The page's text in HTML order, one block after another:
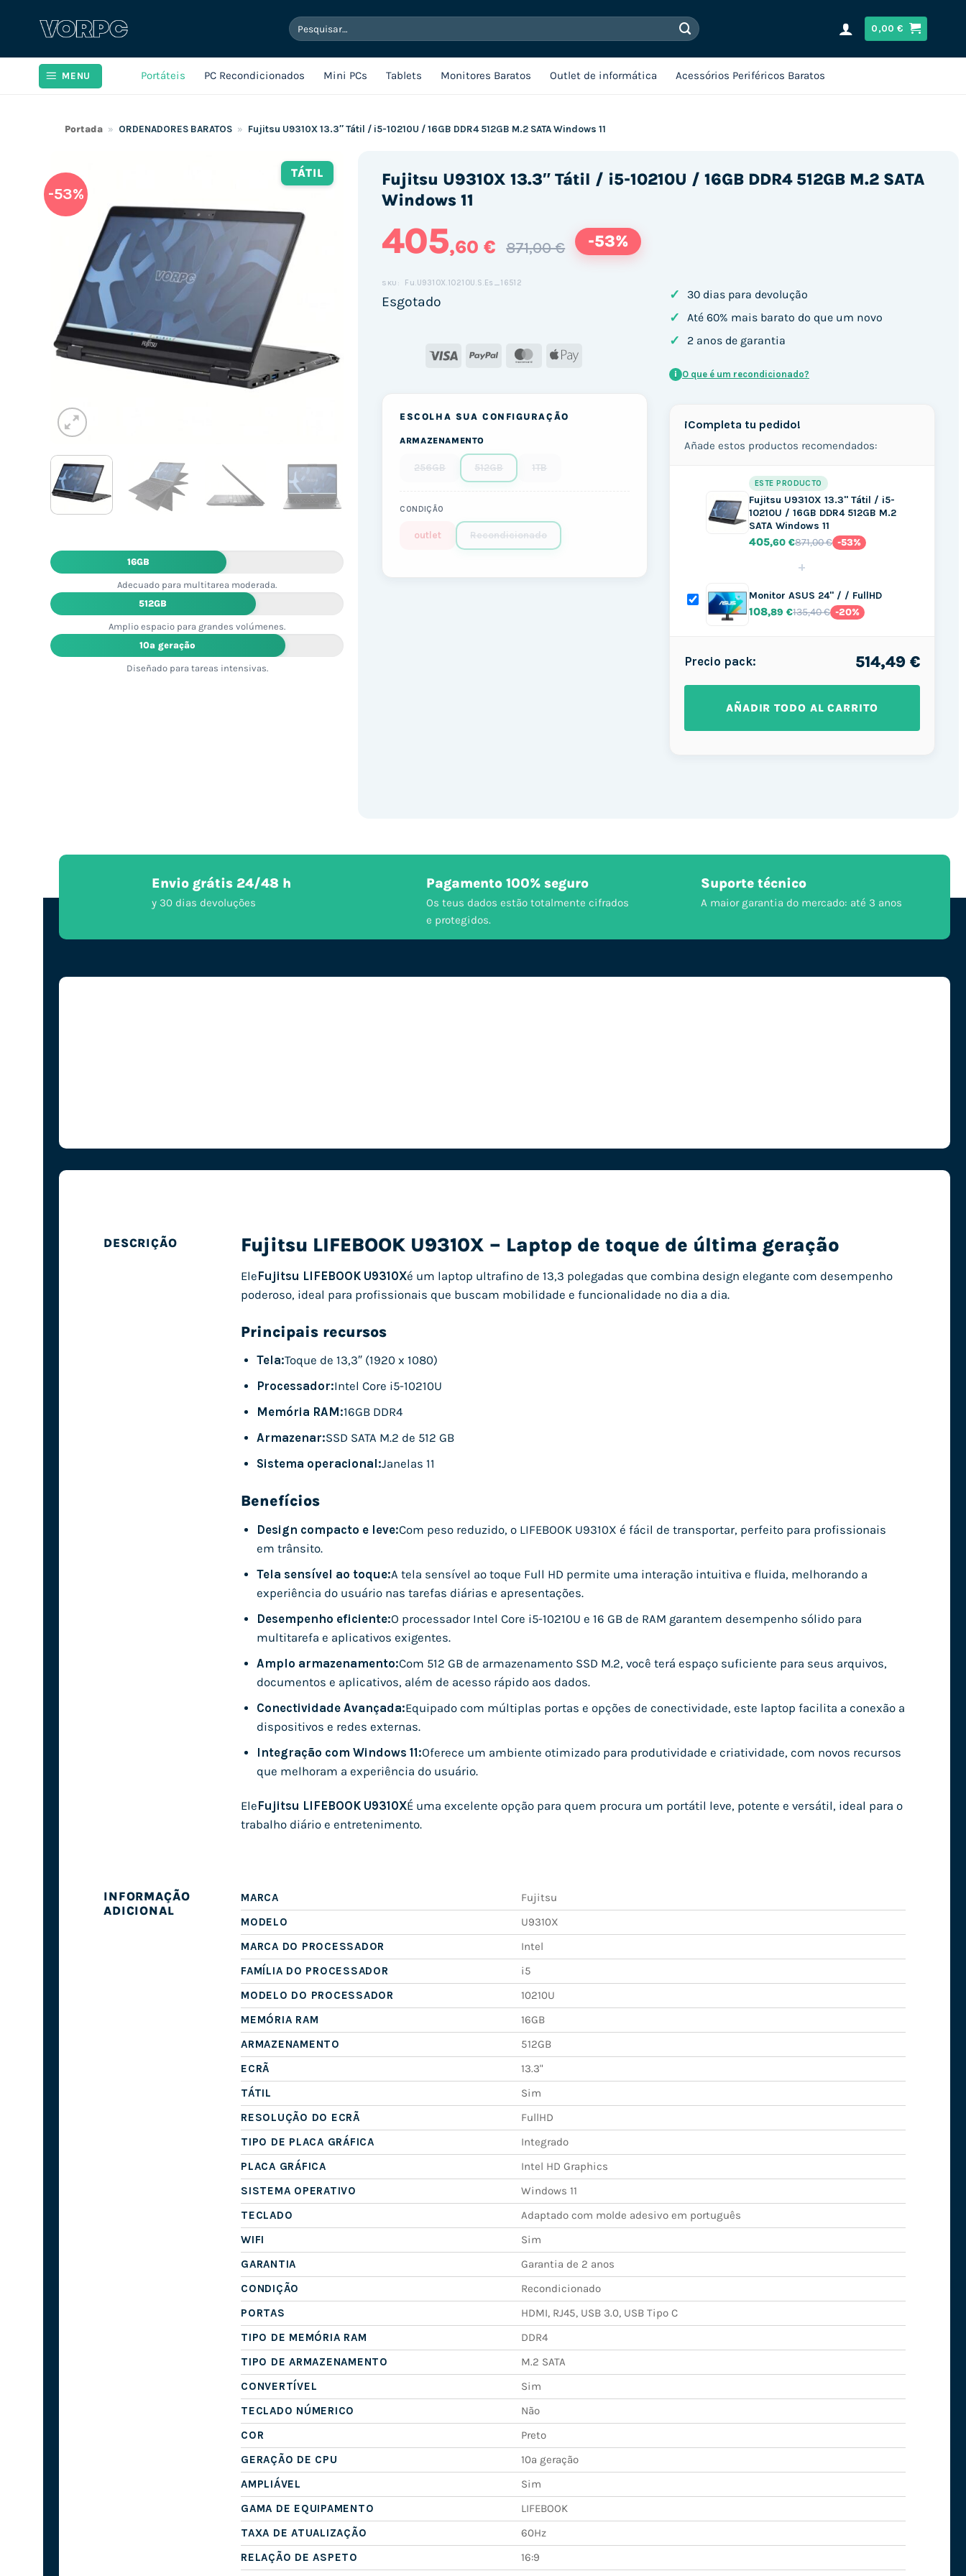
Pesquisar
por:
0,00€
MENU Portáteis PC Recondicionados Mini PCs Tablets Monitores Baratos Outlet de informática Acessórios Periféricos Baratos
Portada » ORDENADORES BARATOS » Fujitsu U9310X 13.3″ Tátil / i5-10210U / 16GB DDR4 512GB M.2 SATA Windows 11
TÁTIL
-53%
16GB
Adecuado para multitarea moderada.
512GB
Amplio espacio para grandes volúmenes.
10ª geração
Diseñado para tareas intensivas.
Fujitsu U9310X 13.3″ Tátil / i5-10210U / 16GB DDR4 512GB M.2 SATA
Windows 11
405,60 € 871,00 € -53%
SKU: Fu.U9310X.10210U.S.Es_16512
Esgotado
Visa PayPal MasterCard
Apple
ESCOLHA SUA CONFIGURAÇÃO
ARMAZENAMENTO
256GB 512GB 1TB
CONDIÇÃO
outlet Recondicionado
✓ 30 dias para devolução
✓ Até 60% mais barato do que um novo
✓ 2 anos de garantia
i O que é um recondicionado?
¡Completa tu pedido!
Añade estos productos recomendados:
ESTE PRODUCTO
Fujitsu U9310X 13.3" Tátil / i5-
10210U / 16GB DDR4 512GB M.2
SATA Windows 11
405,60 €871,00 € -53%
+
Monitor ASUS 24" / / FullHD
108,89 €135,40 € -20%
Precio pack: 514,49 €
AÑADIR TODO AL CARRITO
Envio grátis 24/48 h
y 30 dias devoluções
Pagamento 100% seguro
Os teus dados estão totalmente cifrados
e protegidos.
Suporte técnico
A maior garantia do mercado: até 3 anos
DESCRIÇÃO Fujitsu LIFEBOOK U9310X – Laptop de toque de última geração
EleFujitsu LIFEBOOK U9310Xé um laptop ultrafino de 13,3 polegadas que combina design elegante com desempenho
poderoso, ideal para profissionais que buscam mobilidade e funcionalidade no dia a dia.
Principais recursos
Tela:Toque de 13,3″ (1920 x 1080)
Processador:Intel Core i5-10210U
Memória RAM:16GB DDR4
Armazenar:SSD SATA M.2 de 512 GB
Sistema operacional:Janelas 11
Benefícios
Design compacto e leve:Com peso reduzido, o LIFEBOOK U9310X é fácil de transportar, perfeito para profissionais
em trânsito.
Tela sensível ao toque:A tela sensível ao toque Full HD permite uma interação intuitiva e fluida, melhorando a
experiência do usuário nas tarefas diárias e apresentações.
Desempenho eficiente:O processador Intel Core i5-10210U e 16 GB de RAM garantem desempenho sólido para
multitarefa e aplicativos exigentes.
Amplo armazenamento:Com 512 GB de armazenamento SSD M.2, você terá espaço suficiente para seus arquivos,
documentos e aplicativos, além de acesso rápido aos dados.
Conectividade Avançada:Equipado com múltiplas portas e opções de conectividade, este laptop facilita a conexão a
dispositivos e redes externas.
Integração com Windows 11:Oferece um ambiente otimizado para produtividade e criatividade, com novos recursos
que melhoram a experiência do usuário.
EleFujitsu LIFEBOOK U9310XÉ uma excelente opção para quem procura um portátil leve, potente e versátil, ideal para o
trabalho diário e entretenimento.
INFORMAÇÃO
ADICIONAL
MARCA
Fujitsu
MODELO
U9310X
MARCA DO PROCESSADOR
Intel
FAMÍLIA DO PROCESSADOR
i5
MODELO DO PROCESSADOR
10210U
MEMÓRIA RAM
16GB
ARMAZENAMENTO
512GB
ECRÃ
13.3"
TÁTIL
Sim
RESOLUÇÃO DO ECRÃ
FullHD
TIPO DE PLACA GRÁFICA
Integrado
PLACA GRÁFICA
Intel HD Graphics
SISTEMA OPERATIVO
Windows 11
TECLADO
Adaptado com molde adesivo em português
WIFI
Sim
GARANTIA
Garantia de 2 anos
CONDIÇÃO
Recondicionado
PORTAS
HDMI, RJ45, USB 3.0, USB Tipo C
TIPO DE MEMÓRIA RAM
DDR4
TIPO DE ARMAZENAMENTO
M.2 SATA
CONVERTÍVEL
Sim
TECLADO NÚMERICO
Não
COR
Preto
GERAÇÃO DE CPU
10ª geração
AMPLIÁVEL
Sim
GAMA DE EQUIPAMENTO
LIFEBOOK
TAXA DE ATUALIZAÇÃO
60Hz
RELAÇÃO DE ASPETO
16:9